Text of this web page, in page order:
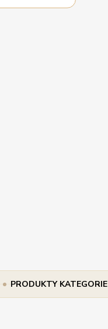
PRODUKTY KATEGORIE